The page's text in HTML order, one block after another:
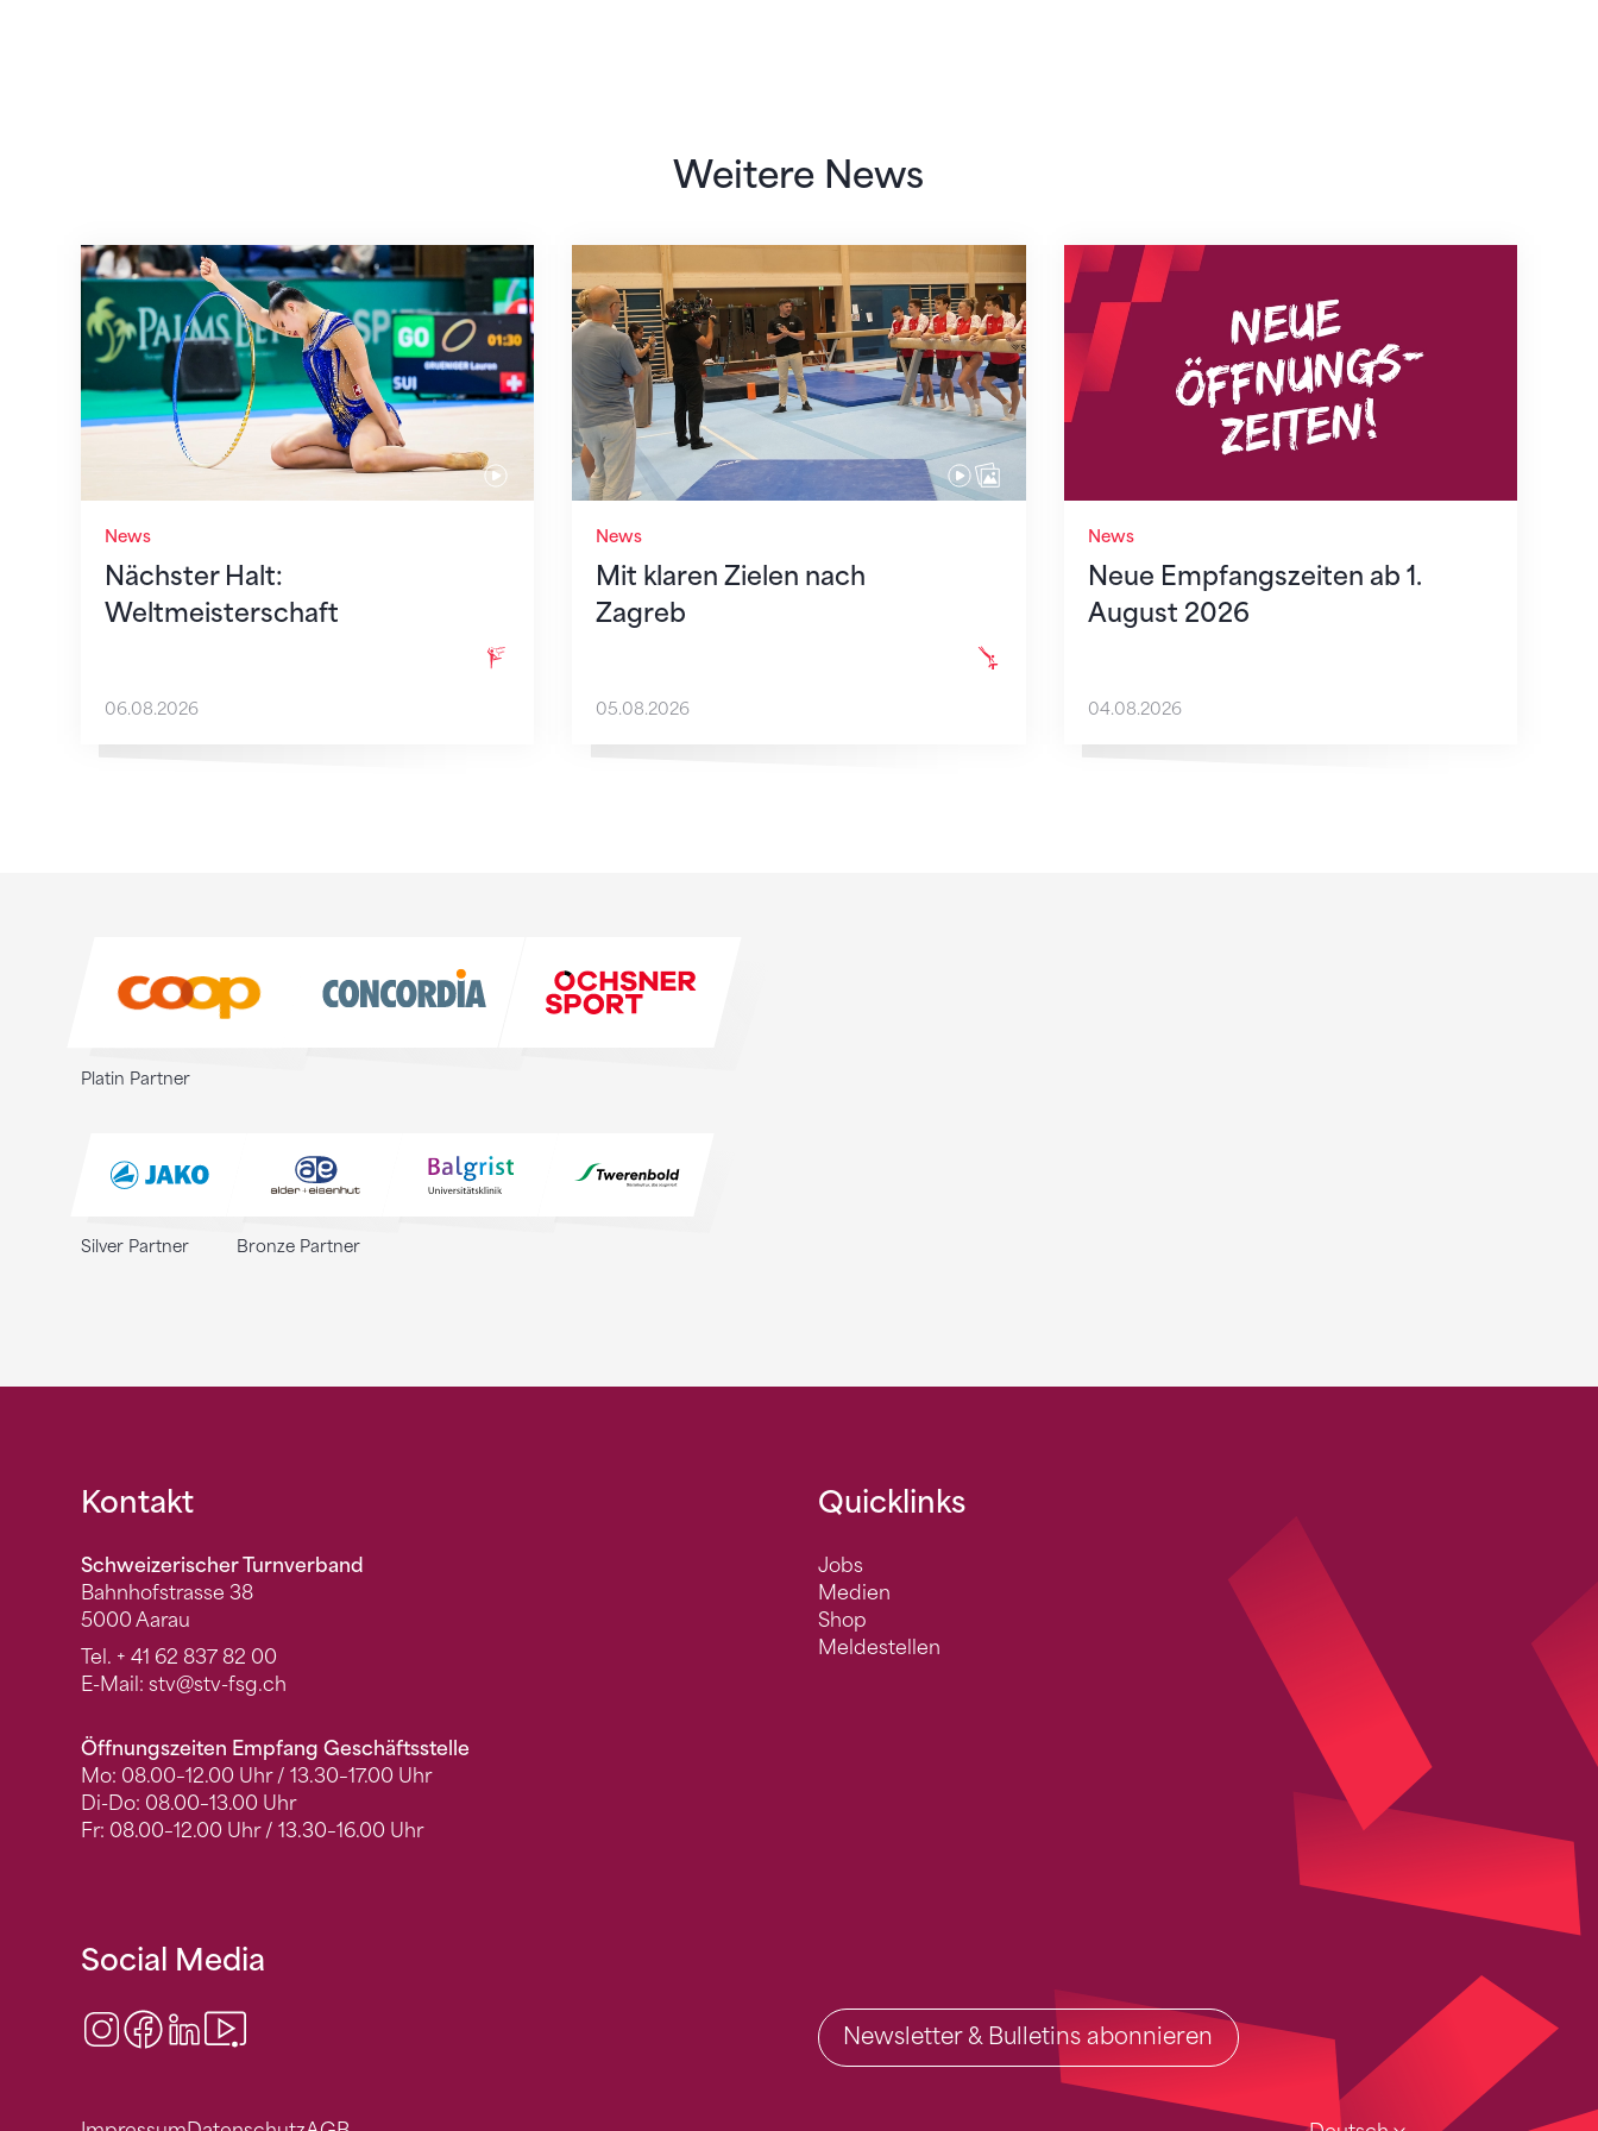
Weitere News
News
Nächster Halt:
Weltmeisterschaft
Nächster Halt: Weltmeisterschaft
06.08.2026
News
Mit klaren Zielen nach
Zagreb
Mit klaren Zielen nach Zagreb
05.08.2026
News
Neue Empfangszeiten ab 1.
August 2026
Neue Empfangszeiten ab 1. August 2026
04.08.2026
Platin Partner
Silver Partner Bronze Partner
Fusszeile
Kontakt
Schweizerischer Turnverband
Bahnhofstrasse 38
5000 Aarau
Tel. + 41 62 837 82 00
E-Mail: stv@stv-fsg.ch
Öffnungszeiten Empfang Geschäftsstelle
Mo: 08.00–12.00 Uhr / 13.30–17.00 Uhr
Di-Do: 08.00–13.00 Uhr
Fr: 08.00–12.00 Uhr / 13.30–16.00 Uhr
Quicklinks
Jobs
Medien
Shop
Meldestellen
Social Media
Instagram
Facebook
LinkedIn Newsletter & Bulletins abonnieren